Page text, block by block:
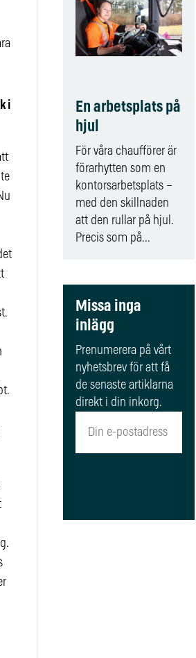
i
En arbetsplats på
hjul
För våra chaufförer är
förarhytten som en
kontorsarbetsplats –
med den skillnaden
att den rullar på hjul.
Precis som på...
Missa inga
inlägg
Prenumerera på vårt
nyhetsbrev för att få
de senaste artiklarna
direkt i din inkorg.